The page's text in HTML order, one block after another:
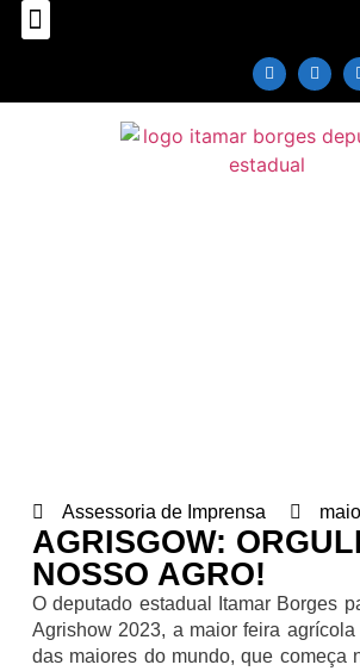
Assessoria de Imprensa
AGRISGOW:
NOSSO AGRO!
O deputado estadual Itamar Borges
Agrishow 2023, a maior feira
das maiores do mundo, que começa